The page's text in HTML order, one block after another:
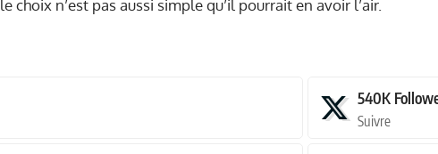
le choix n’est pas aussi simple qu’il pourrait en avoir l’air.
540K
Suivre